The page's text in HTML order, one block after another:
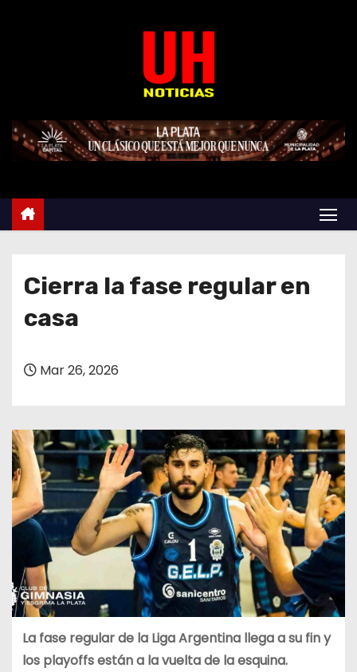
e
Cierra la fase regular en
casa
Mar 26, 2026
La fase regular de la Liga Argentina llega a su fin y
los playoffs están a la vuelta de la esquina.